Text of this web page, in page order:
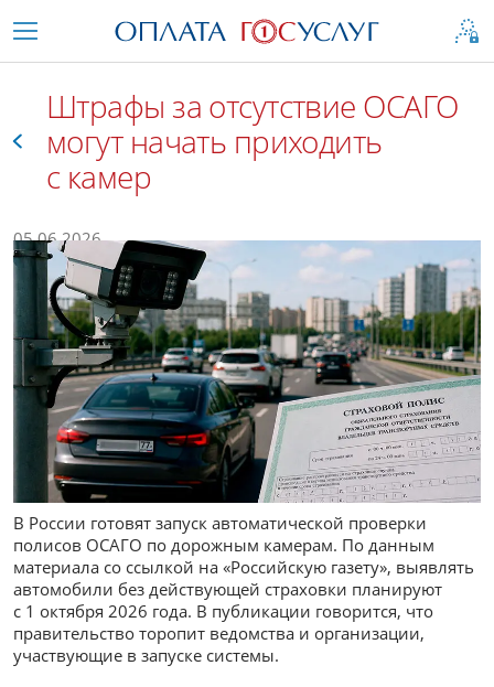
Штрафы за отсутствие ОСАГО
могут начать приходить
с камер
05.06.2026
В России готовят запуск автоматической проверки
полисов ОСАГО по дорожным камерам. По данным
материала со ссылкой на «Российскую газету», выявлять
автомобили без действующей страховки планируют
с 1 октября 2026 года. В публикации говорится, что
правительство торопит ведомства и организации,
участвующие в запуске системы.